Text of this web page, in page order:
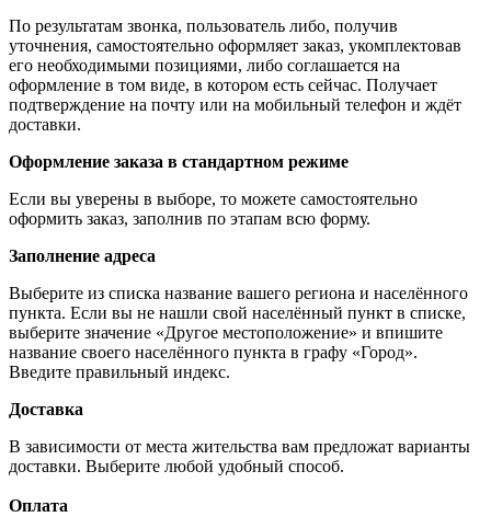
По результатам звонка, пользователь либо, получив
уточнения, самостоятельно оформляет заказ, укомплектовав
его необходимыми позициями, либо соглашается на
оформление в том виде, в котором есть сейчас. Получает
подтверждение на почту или на мобильный телефон и ждёт
доставки.
Оформление заказа в стандартном режиме
Если вы уверены в выборе, то можете самостоятельно
оформить заказ, заполнив по этапам всю форму.
Заполнение адреса
Выберите из списка название вашего региона и населённого
пункта. Если вы не нашли свой населённый пункт в списке,
выберите значение «Другое местоположение» и впишите
название своего населённого пункта в графу «Город».
Введите правильный индекс.
Доставка
В зависимости от места жительства вам предложат варианты
доставки. Выберите любой удобный способ.
Оплата